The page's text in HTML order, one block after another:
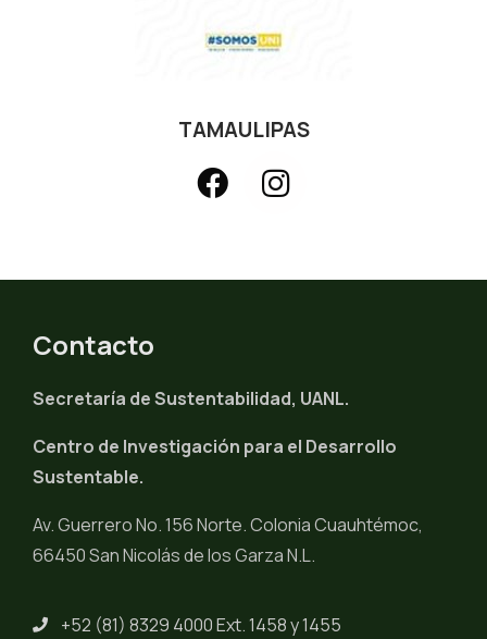
TAMAULIPAS
Contacto
Secretaría de Sustentabilidad, UANL.
Centro de Investigación para el Desarrollo
Sustentable.
Av. Guerrero No. 156 Norte. Colonia Cuauhtémoc,
66450 San Nicolás de los Garza N.L.
+52 (81) 8329 4000 Ext. 1458 y 1455